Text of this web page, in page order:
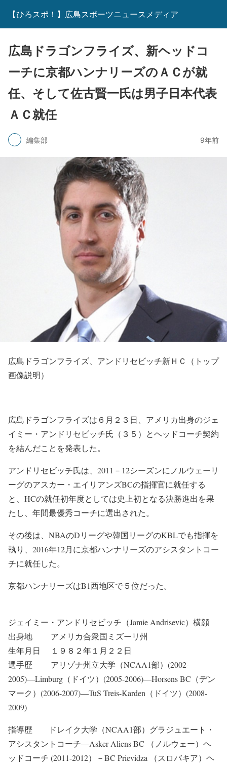
【ひろスポ！】広島スポーツニュースメディア
広島ドラゴンフライズ、新ヘッドコ
ーチに京都ハンナリーズのＡＣが就
任、そして佐古賢一氏は男子日本代表
ＡＣ就任
編集部 9年前
広島ドラゴンフライズ、アンドリセビッチ新ＨＣ（トップ
画像説明）
広島ドラゴンフライズは６月２３日、アメリカ出身のジェ
イミー・アンドリセビッチ氏（３５）とヘッドコーチ契約
を結んだことを発表した。
アンドリセビッチ氏は、2011－12シーズンにノルウェーリ
ーグのアスカー・エイリアンズBCの指揮官に就任する
と、HCの就任初年度としては史上初となる決勝進出を果
たし、年間最優秀コーチに選出された。
その後は、NBAのDリーグや韓国リーグのKBLでも指揮を
執り、2016年12月に京都ハンナリーズのアシスタントコー
チに就任した。
京都ハンナリーズはB1西地区で５位だった。
ジェイミー・アンドリセビッチ（Jamie Andrisevic）横顔
出身地 アメリカ合衆国ミズーリ州
生年月日 １９８２年１月２２日
選手歴 アリゾナ州立大学（NCAA1部）(2002-
2005)―Limburg（ドイツ）(2005-2006)―Horsens BC（デン
マーク）(2006-2007)―TuS Treis-Karden（ドイツ）(2008-
2009)
指導歴 ドレイク大学（NCAA1部）グラジュエート・
アシスタントコーチ―Asker Aliens BC （ノルウェー）ヘ
ッドコーチ (2011-2012）－BC Prievidza （スロバキア）ヘ